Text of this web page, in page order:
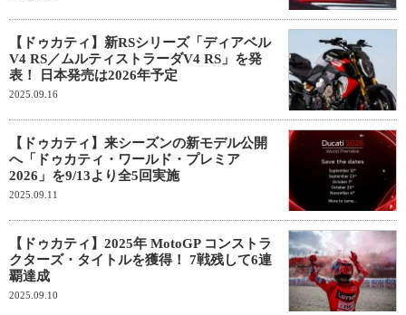
【ドゥカティ】新RSシリーズ「ディアベル
V4 RS／ムルティストラーダV4 RS」を発
表！ 日本発売は2026年予定
2025.09.16
【ドゥカティ】来シーズンの新モデル公開
へ「ドゥカティ・ワールド・プレミア
2026」を9/13より全5回実施
2025.09.11
【ドゥカティ】2025年 MotoGP コンストラ
クターズ・タイトルを獲得！ 7戦残して6連
覇達成
2025.09.10